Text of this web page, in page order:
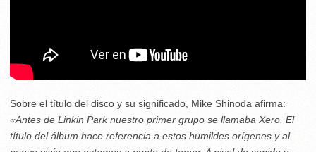
Sobre el título del disco y su significado, Mike Shinoda afirma:
«Antes de Linkin Park nuestro primer grupo se llamaba Xero. El
título del álbum hace referencia a estos humildes orígenes y al